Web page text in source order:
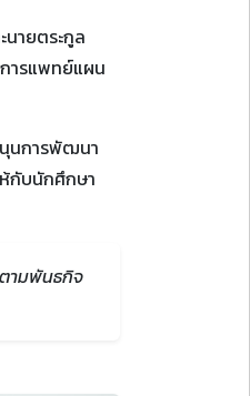
ายตระกูล
ารแพทย์แผน
นุนการพัฒนา
กับนักศึกษา
ามพันธกิจ